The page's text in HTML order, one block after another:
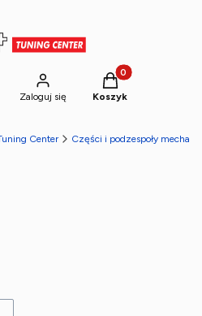
wyszukiwarkę
Zaloguj się
Produkty w
Koszyk
Center Części i podzespoły